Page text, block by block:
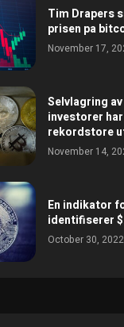
Tim Drapers
prisen pa
November 17,
Selvlagring
investorer
rekordstore
November 14,
En indikator
identifiserer
October 30, 2022